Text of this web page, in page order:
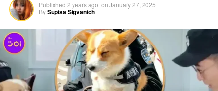
Published 2 years ago on January 27, 2025
BySupisa Sigvanich